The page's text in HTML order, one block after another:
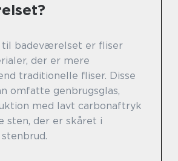
til badeværelset er fliser
der er mere
traditionelle fliser. Disse
omfatte genbrugsglas,
med lavt carbonaftryk
sten, der er skåret i